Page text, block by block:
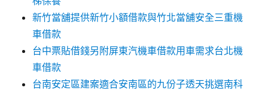
新竹當舖提供新竹小額借款與竹北當舖安全三重機
車借款
台中票貼借錢另附屏東汽機車借款用車需求台北機
車借款
台南安定區建案適合安南區的九份子透天挑選南科